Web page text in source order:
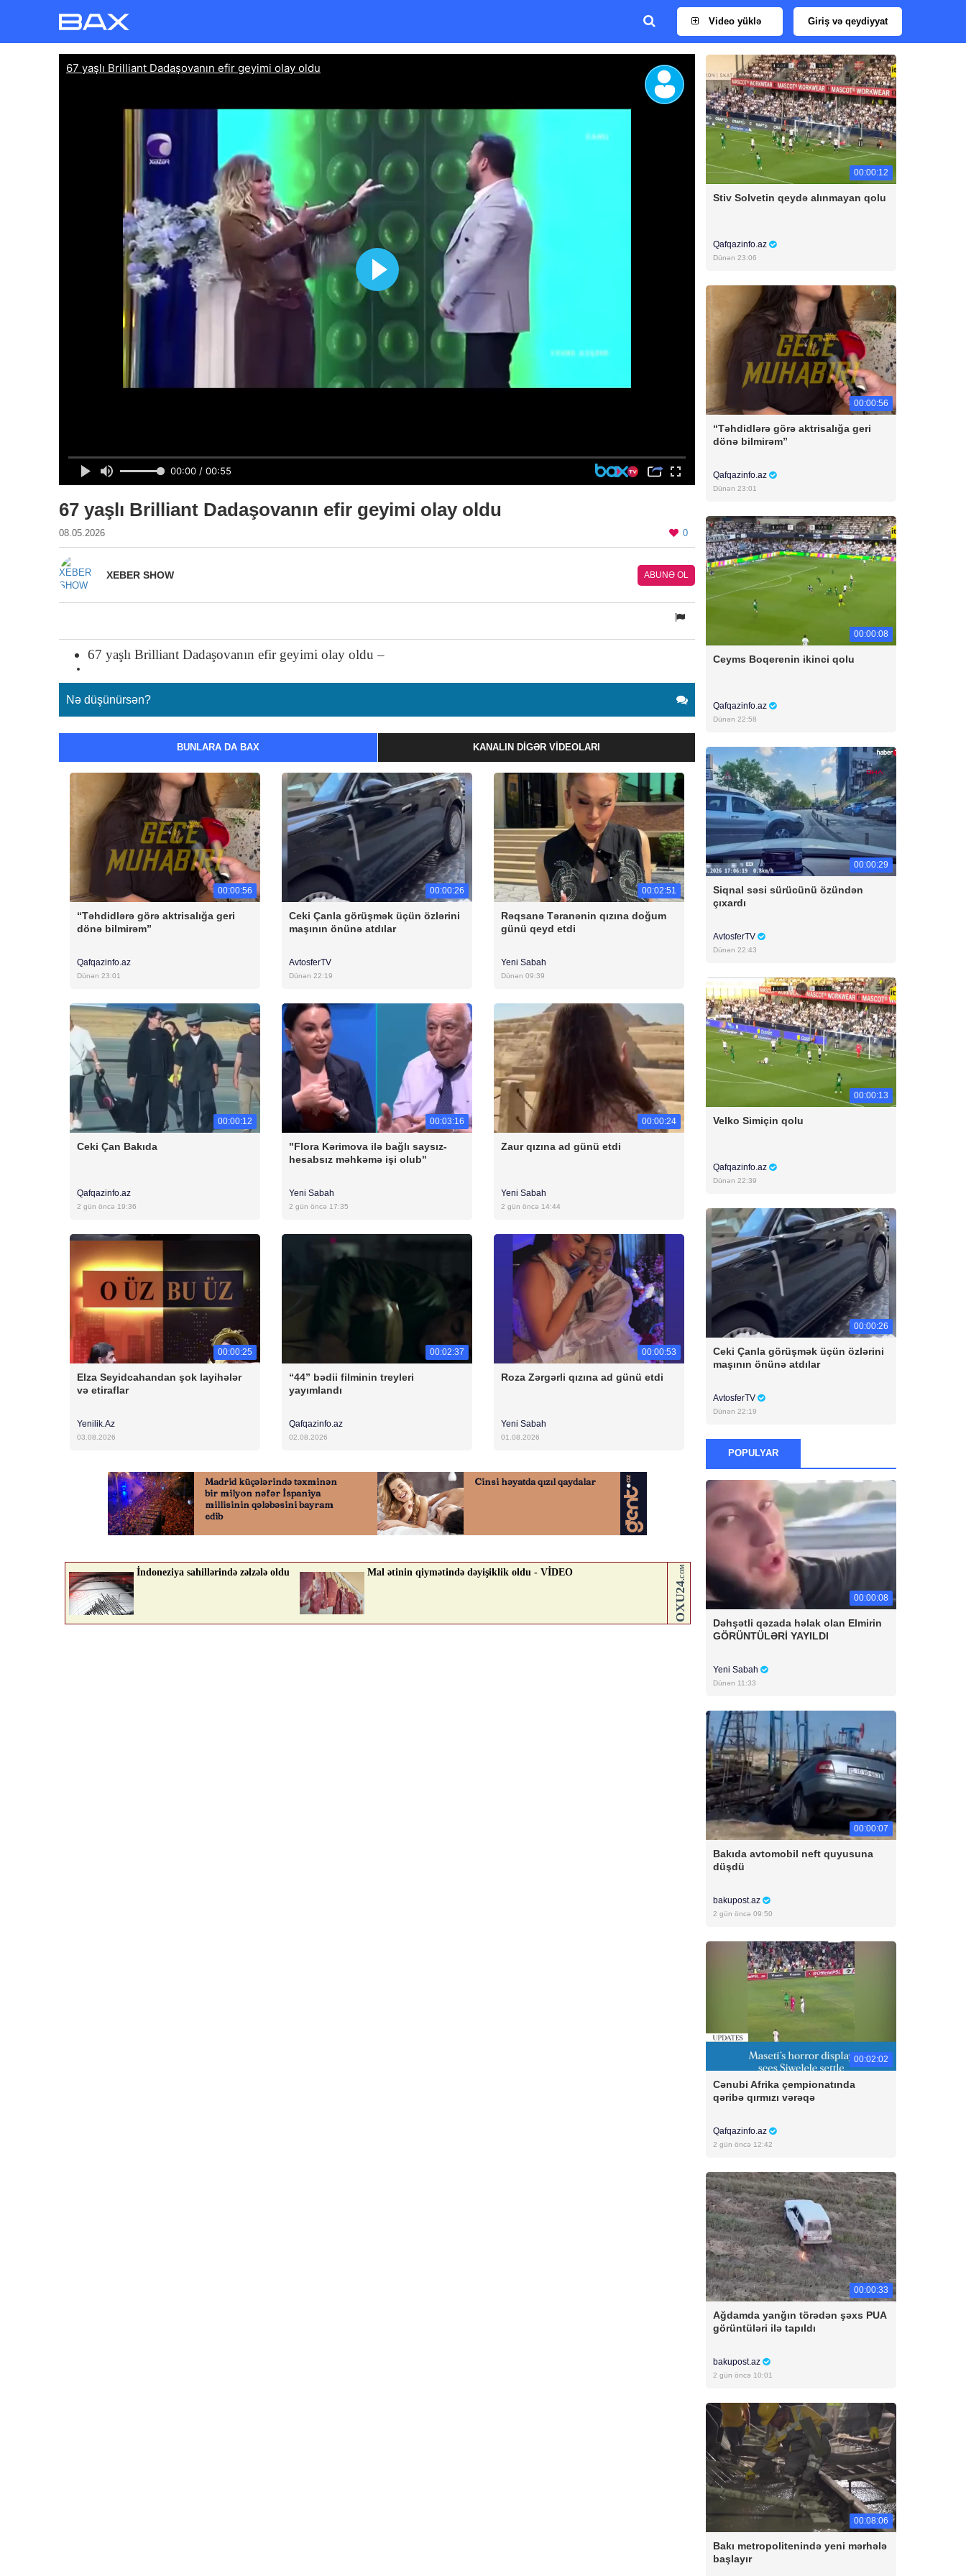
Video yüklə Giriş və qeydiyyat
67 yaşlı Brilliant Dadaşovanın efir geyimi olay oldu
08.05.2026 0
XEBER SHOW ABUNƏ OL
67 yaşlı Brilliant Dadaşovanın efir geyimi olay oldu –
Nə düşünürsən?
BUNLARA DA BAX KANALIN DIGƏR VIDEOLARI
00:00:56
“Təhdidlərə görə aktrisalığa geri
dönə bilmirəm”
Qafqazinfo.az
Dünən 23:01
00:00:26
Ceki Çanla görüşmək üçün özlərini
maşının önünə atdılar
AvtosferTV
Dünən 22:19
00:02:51
Rəqsanə Təranənin qızına doğum
günü qeyd etdi
Yeni Sabah
Dünən 09:39
00:00:12
Ceki Çan Bakıda
Qafqazinfo.az
2 gün öncə 19:36
00:03:16
"Flora Kərimova ilə bağlı saysız-
hesabsız məhkəmə işi olub"
Yeni Sabah
2 gün öncə 17:35
00:00:24
Zaur qızına ad günü etdi
Yeni Sabah
2 gün öncə 14:44
00:00:25
Elza Seyidcahandan şok layihələr
və etiraflar
Yenilik.Az
03.08.2026
00:02:37
“44” bədii filminin treyleri
yayımlandı
Qafqazinfo.az
02.08.2026
00:00:53
Roza Zərgərli qızına ad günü etdi
Yeni Sabah
01.08.2026
00:00:12
Stiv Solvetin qeydə alınmayan qolu
Qafqazinfo.az
Dünən 23:06
00:00:56
“Təhdidlərə görə aktrisalığa geri
dönə bilmirəm”
Qafqazinfo.az
Dünən 23:01
00:00:08
Ceyms Boqerenin ikinci qolu
Qafqazinfo.az
Dünən 22:58
00:00:29
Siqnal səsi sürücünü özündən
çıxardı
AvtosferTV
Dünən 22:43
00:00:13
Velko Simiçin qolu
Qafqazinfo.az
Dünən 22:39
00:00:26
Ceki Çanla görüşmək üçün özlərini
maşının önünə atdılar
AvtosferTV
Dünən 22:19
POPULYAR
00:00:08
Dəhşətli qəzada həlak olan Elmirin
GÖRÜNTÜLƏRİ YAYILDI
Yeni Sabah
Dünən 11:33
00:00:07
Bakıda avtomobil neft quyusuna
düşdü
bakupost.az
2 gün öncə 09:50
00:02:02
Cənubi Afrika çempionatında
qəribə qırmızı vərəqə
Qafqazinfo.az
2 gün öncə 12:42
00:00:33
Ağdamda yanğın törədən şəxs PUA
görüntüləri ilə tapıldı
bakupost.az
2 gün öncə 10:01
00:08:06
Bakı metropolitenində yeni mərhələ
başlayır